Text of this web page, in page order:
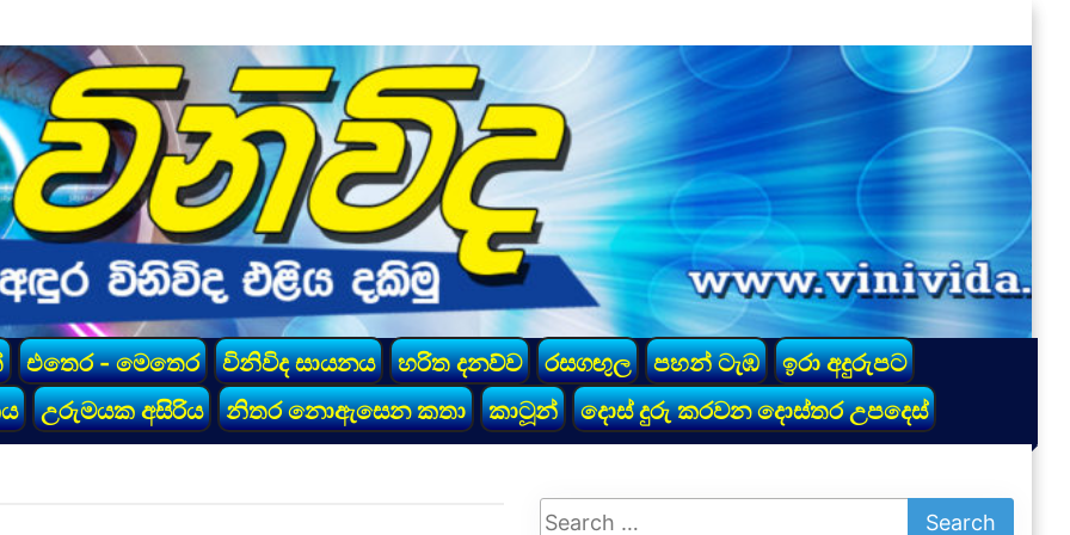
එතෙර - මෙතෙර විනිවිද සායනය හරිත දනව්ව රසගඟුල පහන් ටැඹ
ඉරා අදුරුපට
උරුමයක අසිරිය නිතර නොඇසෙන කතා කාටූන් දොස් දුරු කරවන දොස්තර උපදෙස්